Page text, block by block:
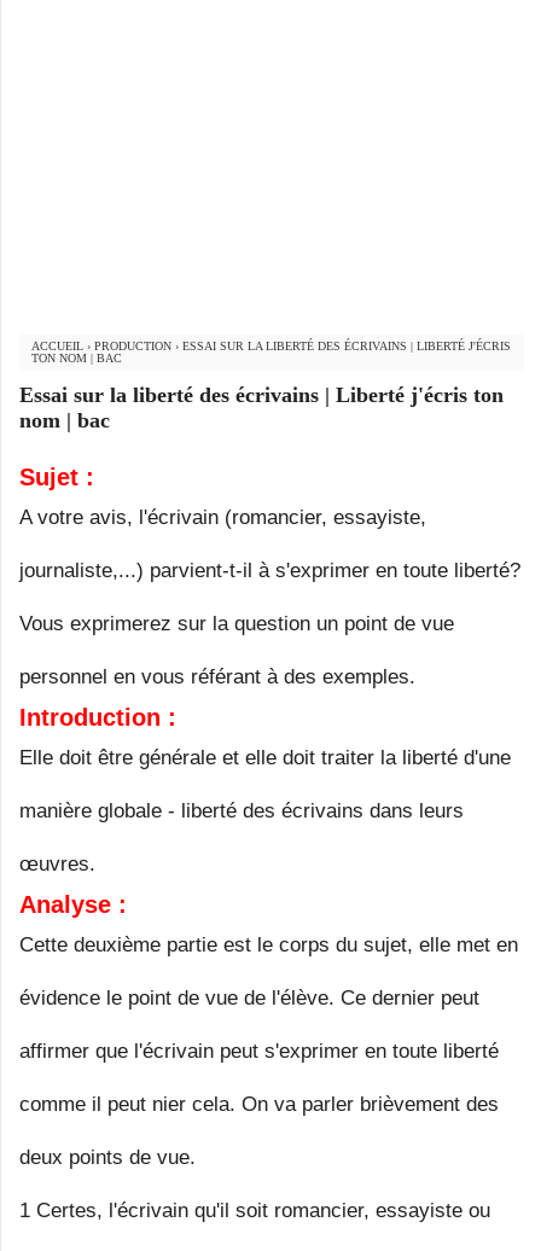
ACCUEIL › PRODUCTION › ESSAI SUR LA LIBERTÉ DES ÉCRIVAINS | LIBERTÉ J'ÉCRIS
TON NOM | BAC
Essai sur la liberté des écrivains | Liberté j'écris ton
nom | bac
Sujet :
A votre avis, l'écrivain (romancier, essayiste,
journaliste,...) parvient-t-il à s'exprimer en toute liberté?
Vous exprimerez sur la question un point de vue
personnel en vous référant à des exemples.
Introduction :
Elle doit être générale et elle doit traiter la liberté d'une
manière globale - liberté des écrivains dans leurs
œuvres.
Analyse :
Cette deuxième partie est le corps du sujet, elle met en
évidence le point de vue de l'élève. Ce dernier peut
affirmer que l'écrivain peut s'exprimer en toute liberté
comme il peut nier cela. On va parler brièvement des
deux points de vue.
1 Certes, l'écrivain qu'il soit romancier, essayiste ou